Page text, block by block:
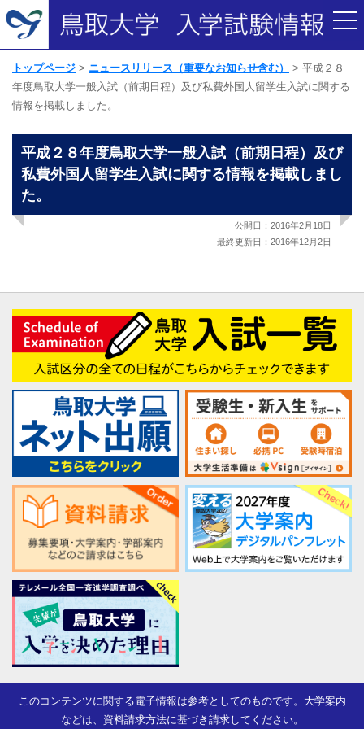
トップページ ニュースリリース（重要なお知らせ含む）
平成２８
年度鳥取大学一般入試（前期日程）及び私費外国人留学生入試に関する
情報を掲載しました。
平成２８年度鳥取大学一般入試（前期日程）及び
私費外国人留学生入試に関する情報を掲載しまし
た。
公開日：2016年2月18日
最終更新日：2016年12月2日
このコンテンツに関する電子情報は参考としてのものです。大学案内
などは、資料請求方法に基づき請求してください。